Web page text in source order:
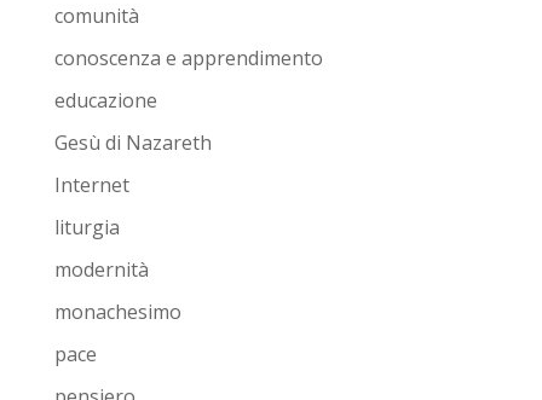
comunità
conoscenza e apprendimento
educazione
Gesù di Nazareth
Internet
liturgia
modernità
monachesimo
pace